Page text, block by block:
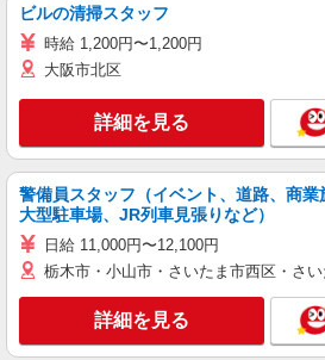
ビルの清掃スタッフ
時給 1,200円〜1,200円
大阪市北区
詳細を見る
警備員スタッフ（イベント、道路、商業
大型駐車場、JR列車見張りなど）
日給 11,000円〜12,100円
栃木市・小山市・さいたま市西区・さ
詳細を見る